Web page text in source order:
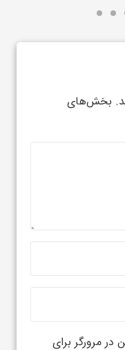
بخش‌های
در مرورگر برای